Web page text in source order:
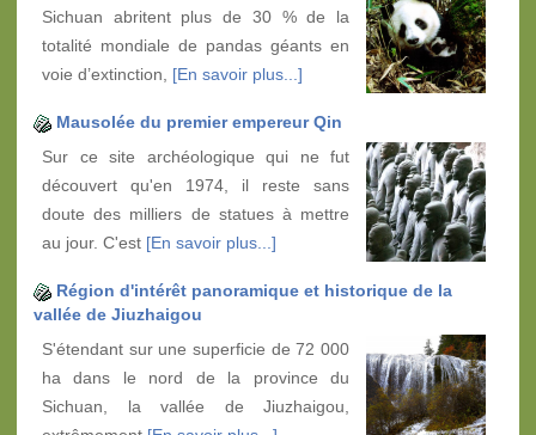
Sichuan abritent plus de 30 % de la
totalité mondiale de pandas géants en
voie d’extinction, [En savoir plus...]
Mausolée du premier empereur Qin
Sur ce site archéologique qui ne fut
découvert qu'en 1974, il reste sans
doute des milliers de statues à mettre
au jour. C'est [En savoir plus...]
Région d'intérêt panoramique et historique de la
vallée de Jiuzhaigou
S'étendant sur une superficie de 72 000
ha dans le nord de la province du
Sichuan, la vallée de Jiuzhaigou,